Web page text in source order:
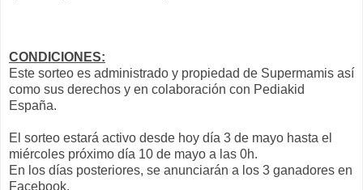
CONDICIONES:
Este sorteo es administrado y propiedad de Supermamis así
como sus derechos y en colaboración con Pediakid
España.
El sorteo estará activo desde hoy día 3 de mayo hasta el
miércoles próximo día 10 de mayo a las 0h.
En los días posteriores, se anunciarán a los 3 ganadores en
Facebook.